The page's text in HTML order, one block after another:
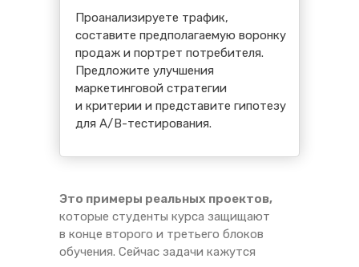
Это примеры реальных проектов,
которые студенты курса защищают
в конце второго и третьего блоков
обучения. Сейчас задачи кажутся
Проанализируете трафик,
составите предполагаемую воронку
продаж и портрет потребителя.
Предложите улучшения
маркетинговой стратегии
и критерии и представите гипотезу
для A/B-тестирования.